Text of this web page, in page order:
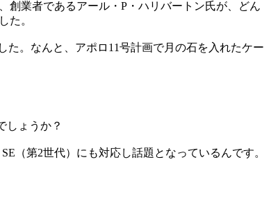
創業者であるアール・P・ハリバートン氏が、どん
た。
た。なんと、アポロ11号計画で月の石を入れたケー
しょうか？
（第2世代）にも対応し話題となっているんです。